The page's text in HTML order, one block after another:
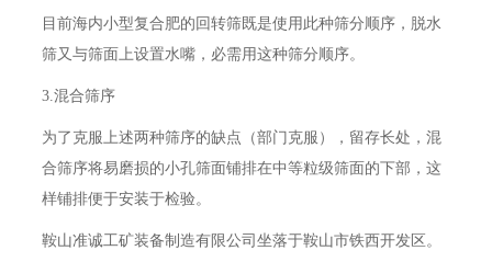
目前海内小型复合肥的回转筛既是使用此种筛分顺序，脱水
筛又与筛面上设置水嘴，必需用这种筛分顺序。
3.混合筛序
为了克服上述两种筛序的缺点（部门克服），留存长处，混
合筛序将易磨损的小孔筛面铺排在中等粒级筛面的下部，这
样铺排便于安装于检验。
鞍山准诚工矿装备制造有限公司坐落于鞍山市铁西开发区。